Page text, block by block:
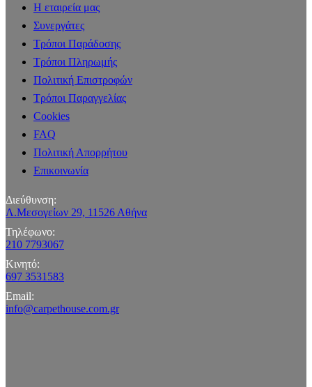
Η εταιρεία μας
Συνεργάτες
Τρόποι Παράδοσης
Τρόποι Πληρωμής
Πολιτική Επιστροφών
Τρόποι Παραγγελίας
Cookies
FAQ
Πολιτική Απορρήτου
Επικοινωνία
Διεύθυνση:
Λ.Μεσογείων 29, 11526 Αθήνα
Τηλέφωνο:
210 7793067
Κινητό:
697 3531583
Email:
info@carpethouse.com.gr